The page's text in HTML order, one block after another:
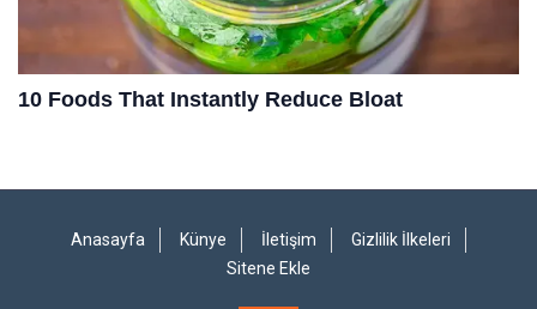
Anasayfa Künye İletişim
Gizlilik İlkeleri
Sitene Ekle